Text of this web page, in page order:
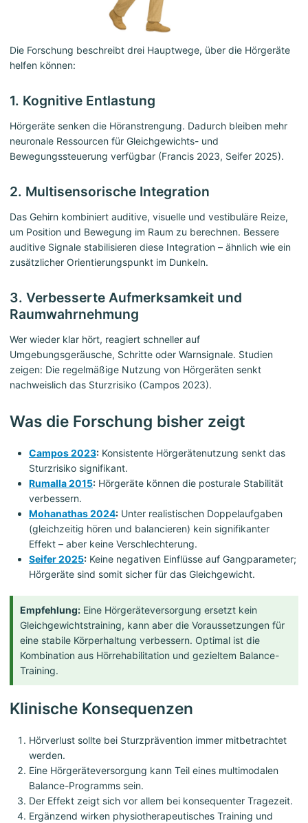
Die Forschung beschreibt drei Hauptwege, über die Hörgeräte
helfen können:
1. Kognitive Entlastung
Hörgeräte senken die Höranstrengung. Dadurch bleiben mehr
neuronale Ressourcen für Gleichgewichts- und
Bewegungssteuerung verfügbar (Francis 2023, Seifer 2025).
2. Multisensorische Integration
Das Gehirn kombiniert auditive, visuelle und vestibuläre Reize,
um Position und Bewegung im Raum zu berechnen. Bessere
auditive Signale stabilisieren diese Integration – ähnlich wie ein
zusätzlicher Orientierungspunkt im Dunkeln.
3. Verbesserte Aufmerksamkeit und
Raumwahrnehmung
Wer wieder klar hört, reagiert schneller auf
Umgebungsgeräusche, Schritte oder Warnsignale. Studien
zeigen: Die regelmäßige Nutzung von Hörgeräten senkt
nachweislich das Sturzrisiko (Campos 2023).
Was die Forschung bisher zeigt
Campos 2023: Konsistente Hörgerätenutzung senkt das
Sturzrisiko signifikant.
Rumalla 2015: Hörgeräte können die posturale Stabilität
verbessern.
Mohanathas 2024: Unter realistischen Doppelaufgaben
(gleichzeitig hören und balancieren) kein signifikanter
Effekt – aber keine Verschlechterung.
Seifer 2025: Keine negativen Einflüsse auf Gangparameter;
Hörgeräte sind somit sicher für das Gleichgewicht.
Empfehlung: Eine Hörgeräteversorgung ersetzt kein
Gleichgewichtstraining, kann aber die Voraussetzungen für
eine stabile Körperhaltung verbessern. Optimal ist die
Kombination aus Hörrehabilitation und gezieltem Balance-
Training.
Klinische Konsequenzen
Hörverlust sollte bei Sturzprävention immer mitbetrachtet
werden.
Eine Hörgeräteversorgung kann Teil eines multimodalen
Balance-Programms sein.
Der Effekt zeigt sich vor allem bei konsequenter Tragezeit.
Ergänzend wirken physiotherapeutisches Training und